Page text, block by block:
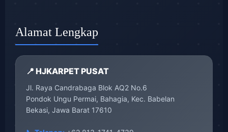
Alamat Lengkap
📍 HJKARPET PUSAT
Jl. Raya Candrabaga Blok AQ2 No.6
Pondok Ungu Permai, Bahagia, Kec. Babelan
Bekasi, Jawa Barat 17610